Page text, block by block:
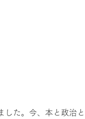
た。今、本と政治